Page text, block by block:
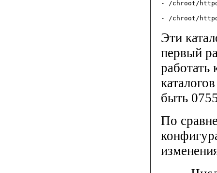
- /chroot/
- /chroot/
Эти
первый
быть
По